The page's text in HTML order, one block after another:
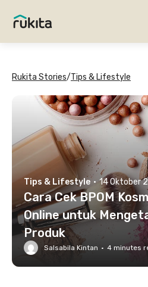
Rukita Stories/Tips & Lifestyle
Tips & Lifestyle · 14 Oktober
Cara Cek BPOM
Online untuk
Produk
Salsabila Kintan · 4 minutes